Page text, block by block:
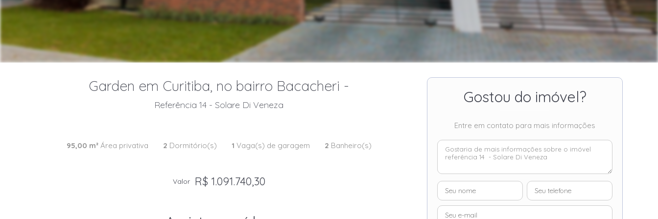
Garden em Curitiba, no bairro Bacacheri -
Referência 14 - Solare Di Veneza
95,00 m²Área privativa 2 Dormitório(s) 1 Vaga(s) de garagem 2 Banheiro(s)
Valor R$ 1.091.740,30
Gostou do imóvel?
Entre em contato para mais informações